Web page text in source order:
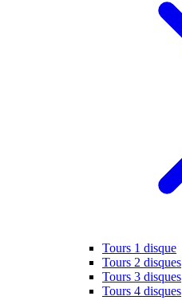
Tours 1 disque
Tours 2 disques
Tours 3 disques
Tours 4 disques